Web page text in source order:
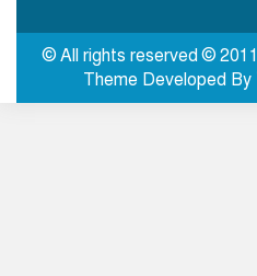
তৃতীয়
© All rights reserved ©
Theme Developed By